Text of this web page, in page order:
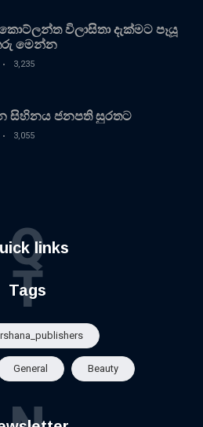
විලාසිතා දැක්මට පෑයූ
මෙන්න
3,235
සිහිනය ජනපති සුරතට
3,055
links
Q
Tags
T
General Beauty